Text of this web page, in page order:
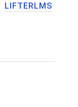
LIFTERLMS